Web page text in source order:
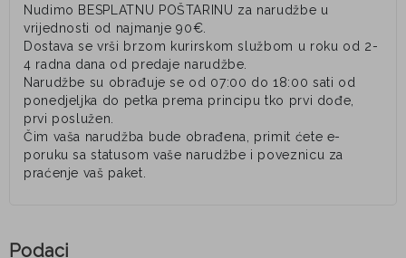
Nudimo BESPLATNU POŠTARINU za narudžbe u
vrijednosti od najmanje 90€.
Dostava se vrši brzom kurirskom službom u roku od 2-
4 radna dana od predaje narudžbe.
Narudžbe su obrađuje se od 07:00 do 18:00 sati od
ponedjeljka do petka prema principu tko prvi dođe,
prvi poslužen.
Čim vaša narudžba bude obrađena, primit ćete e-
poruku sa statusom vaše narudžbe i poveznicu za
praćenje vaš paket.
Podaci